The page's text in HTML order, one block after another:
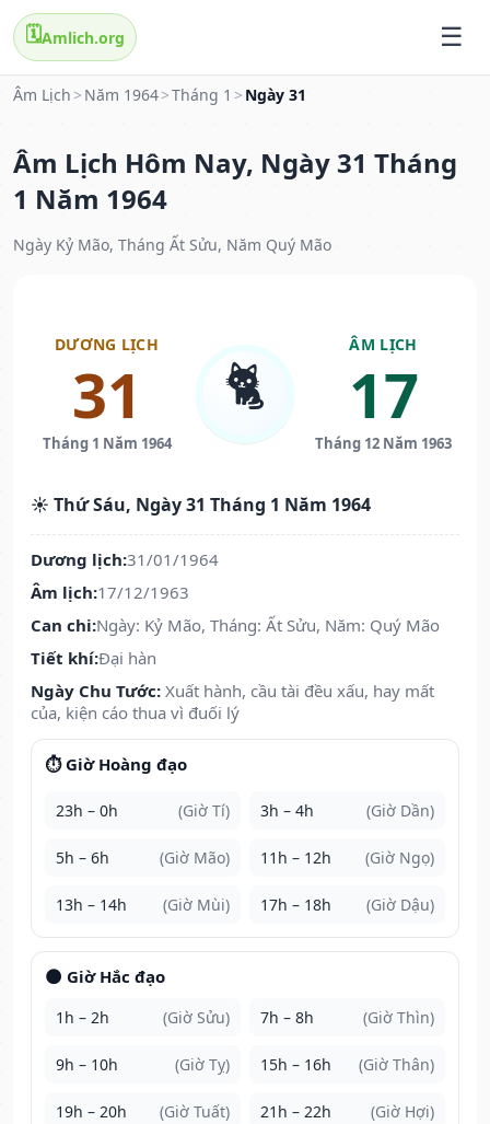
🗓️Amlich.org
Âm Lịch > Năm 1964>Tháng 1 > Ngày 31
Âm Lịch Hôm Nay, Ngày 31 Tháng
1 Năm 1964
Ngày Kỷ Mão, Tháng Ất Sửu, Năm Quý Mão
DƯƠNG LỊCH
31
Tháng 1 Năm 1964
🐈
ÂM LỊCH
17
Tháng 12 Năm 1963
☀️ Thứ Sáu, Ngày 31 Tháng 1 Năm 1964
Dương lịch:31/01/1964
Âm lịch:17/12/1963
Can chi:Ngày: Kỷ Mão, Tháng: Ất Sửu, Năm: Quý Mão
Tiết khí:Đại hàn
Ngày Chu Tước: Xuất hành, cầu tài đều xấu, hay mất
của, kiện cáo thua vì đuối lý
⏱️ Giờ Hoàng đạo
23h – 0h (Giờ Tí) 3h – 4h (Giờ Dần)
5h – 6h (Giờ Mão) 11h – 12h (Giờ Ngọ)
13h – 14h (Giờ Mùi) 17h – 18h (Giờ Dậu)
🌑 Giờ Hắc đạo
1h – 2h (Giờ Sửu) 7h – 8h (Giờ Thìn)
9h – 10h (Giờ Tỵ) 15h – 16h (Giờ Thân)
19h – 20h (Giờ Tuất) 21h – 22h (Giờ Hợi)